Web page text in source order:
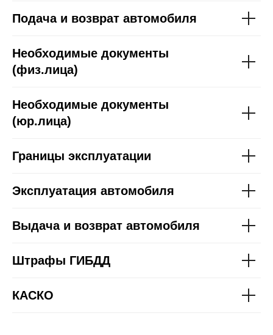
Подача и возврат автомобиля
Необходимые документы
(физ.лица)
Необходимые документы
(юр.лица)
Границы эксплуатации
Эксплуатация автомобиля
Выдача и возврат автомобиля
Штрафы ГИБДД
КАСКО